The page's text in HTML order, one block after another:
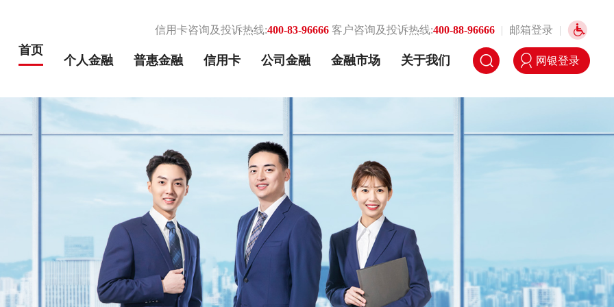
信用卡咨询及投诉热线:400-83-96666 客户咨询及投诉热线:400-88-96666 | 邮箱登录 |
首页
个人金融 普惠金融 信用卡 公司金融 金融市场 关于我们 网银登录